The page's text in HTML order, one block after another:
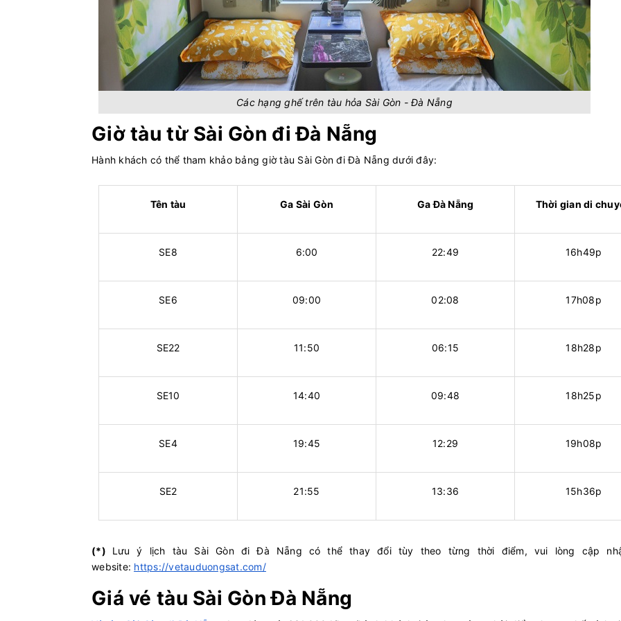
Các hạng ghế trên tàu hỏa Sài Gòn - Đà Nẵng
Giờ tàu từ Sài Gòn đi Đà Nẵng
Hành khách có thể tham khảo bảng giờ tàu Sài Gòn đi Đà Nẵng dưới đây:
Tên tàu Ga Sài Gòn Ga Đà Nẵng Thời gian di
SE8 6:00 22:49 16h49p
SE6 09:00 02:08 17h08p
SE22 11:50 06:15 18h28p
SE10 14:40 09:48 18h25p
SE4 19:45 12:29 19h08p
SE2 21:55 13:36 15h36p
(*) Lưu ý lịch tàu Sài Gòn đi Đà Nẵng có thể thay đổi tùy theo từng thời điểm, vui lòng cập
website: https://vetauduongsat.com/
Giá vé tàu Sài Gòn Đà Nẵng